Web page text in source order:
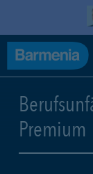
Premium